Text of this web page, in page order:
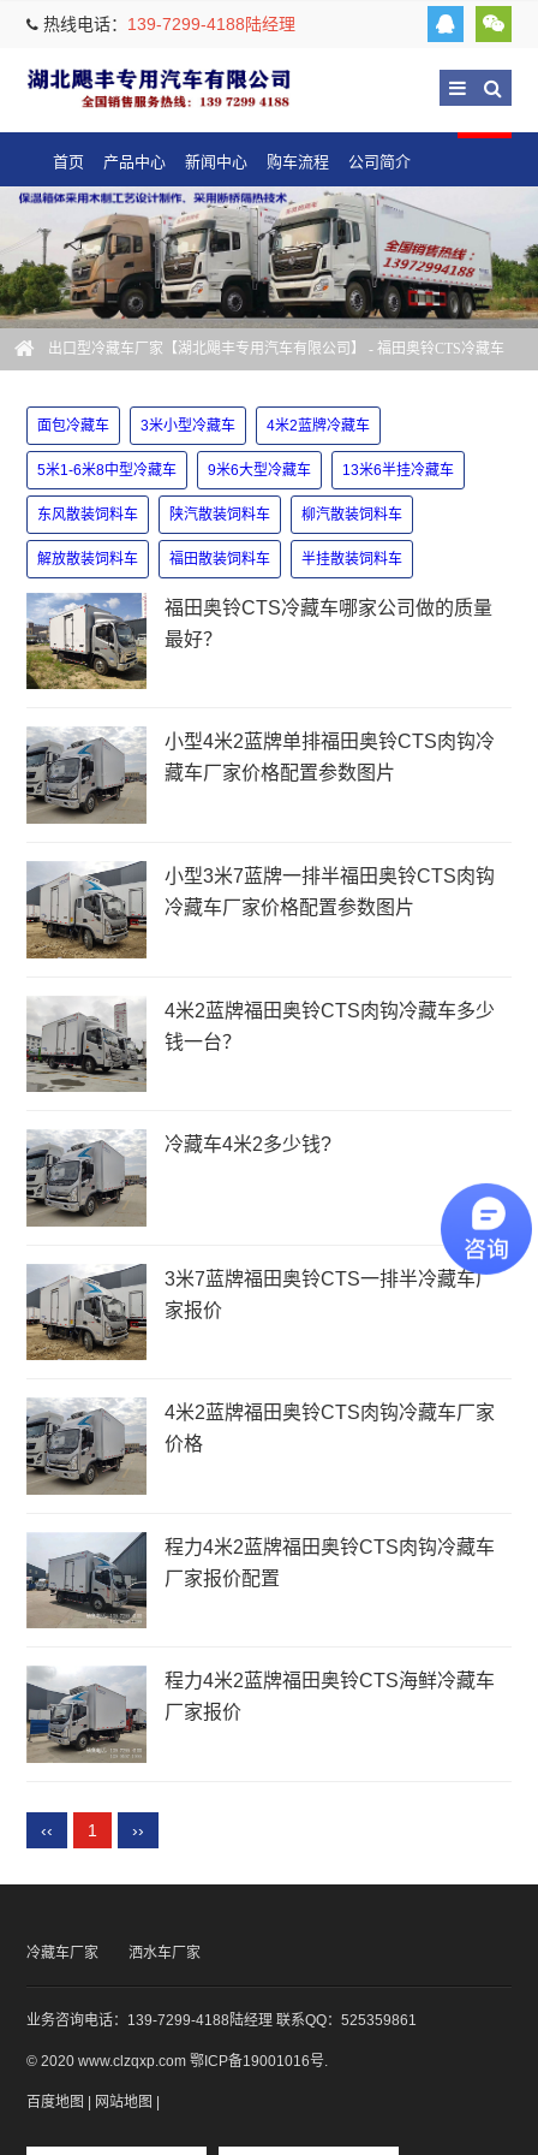
热线电话： 139-7299-4188陆经理
首页 产品中心 新闻中心 购车流程 公司简介
出口型冷藏车厂家【湖北飓丰专用汽车有限公司】 - 福田奥铃CTS冷藏车
面包冷藏车 3米小型冷藏车 4米2蓝牌冷藏车
5米1-6米8中型冷藏车 9米6大型冷藏车 13米6半挂冷藏车
东风散装饲料车 陕汽散装饲料车 柳汽散装饲料车
解放散装饲料车 福田散装饲料车 半挂散装饲料车
福田奥铃CTS冷藏车哪家公司做的质量
最好？
小型4米2蓝牌单排福田奥铃CTS肉钩冷
藏车厂家价格配置参数图片
小型3米7蓝牌一排半福田奥铃CTS肉钩
冷藏车厂家价格配置参数图片
4米2蓝牌福田奥铃CTS肉钩冷藏车多少
钱一台？
冷藏车4米2多少钱?
​3米7蓝牌福田奥铃CTS一排半冷藏车厂
家报价
4米2蓝牌福田奥铃CTS肉钩冷藏车厂家
价格
程力4米2蓝牌福田奥铃CTS肉钩冷藏车
厂家报价配置
程力4米2蓝牌福田奥铃CTS海鲜冷藏车
厂家报价
‹‹ 1 ››
冷藏车厂家 洒水车厂家
业务咨询电话：139-7299-4188陆经理 联系QQ：525359861
© 2020 www.clzqxp.com鄂ICP备19001016号.
百度地图 网站地图